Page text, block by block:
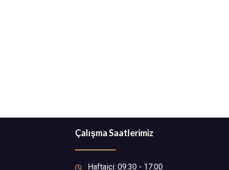
Çalışma Saatlerimiz
Haftaiçi: 09:30 - 17:00